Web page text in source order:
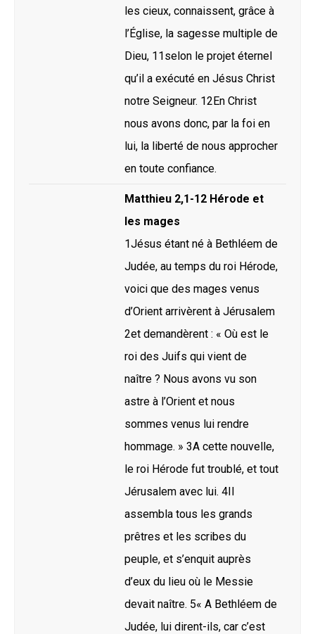
les cieux, connaissent, grâce à
l’Église, la sagesse multiple de
Dieu, 11selon le projet éternel
qu’il a exécuté en Jésus Christ
notre Seigneur. 12En Christ
nous avons donc, par la foi en
lui, la liberté de nous approcher
en toute confiance.
Matthieu 2,1-12 Hérode et
les mages
1Jésus étant né à Bethléem de
Judée, au temps du roi Hérode,
voici que des mages venus
d’Orient arrivèrent à Jérusalem
2et demandèrent : « Où est le
roi des Juifs qui vient de
naître ? Nous avons vu son
astre à l’Orient et nous
sommes venus lui rendre
hommage. » 3A cette nouvelle,
le roi Hérode fut troublé, et tout
Jérusalem avec lui. 4Il
assembla tous les grands
prêtres et les scribes du
peuple, et s’enquit auprès
d’eux du lieu où le Messie
devait naître. 5« A Bethléem de
Judée, lui dirent-ils, car c’est